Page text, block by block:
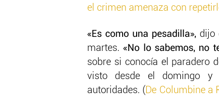
el crimen amenaza con
«Es como una pesadilla», dijo
martes.«No lo sabemos, no
sobre si conocía el paradero
visto desde el domingo y
autoridades. ( De Columbine a